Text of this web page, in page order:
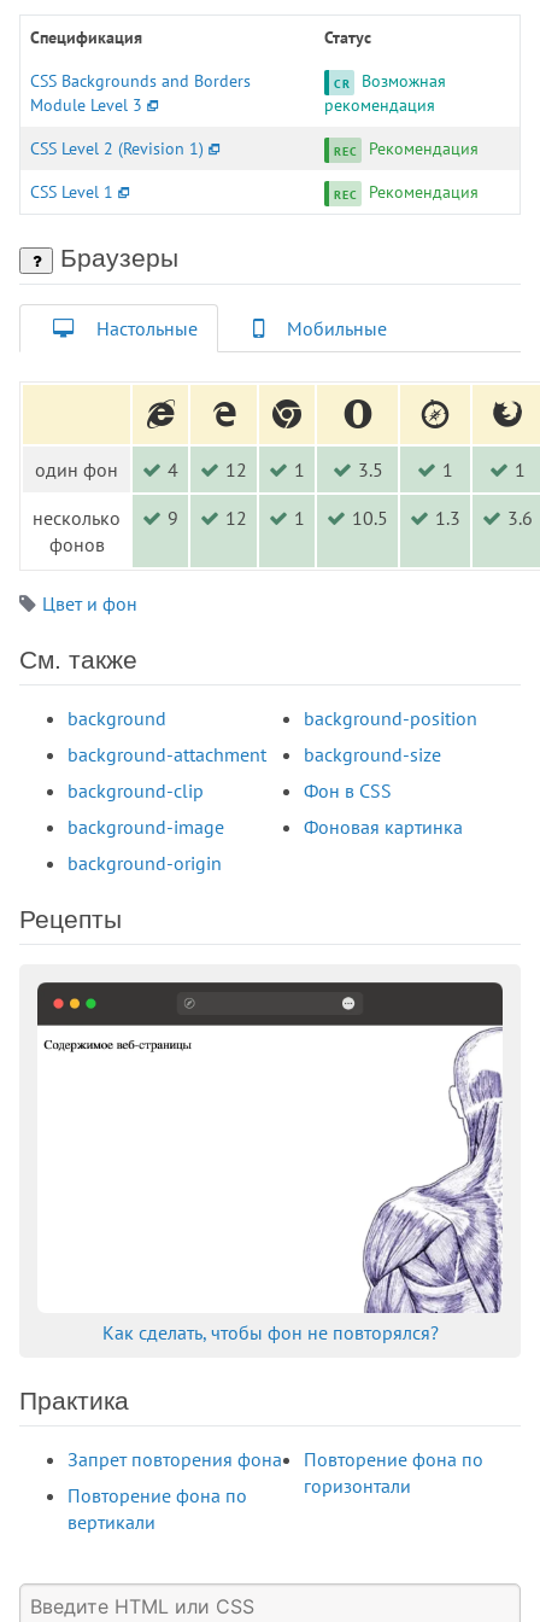
Спецификация
Статус
CSS Backgrounds and Borders
Module Level 3
Возможная
рекомендация
CSS Level 2 (Revision 1)
Рекомендация
CSS Level 1
Рекомендация
Браузеры
Настольные Мобильные
один фон 4 12 1 3.5 1
1
несколько
фонов
9 12 1 10.5 1.3 3.6
Цвет и фон
См. также
background
background-attachment
background-clip
background-image
background-origin
background-position
background-size
Фон в CSS
Фоновая картинка
Рецепты
Как сделать, чтобы фон не повторялся?
Практика
Запрет повторения фона
Повторение фона по
вертикали
Повторение фона по
горизонтали
:placeholder-shown
:read-only
:required
:right
:seeking
:stalled
:target
:user-valid
:visited
:volume-locked
@document
@import
@media
@supports
@viewport
accent-color
align-content
align-items
all
animation
animation-delay
animation-direction
animation-duration
backface-visibility
background-blend-mode
background-clip
background-image
background-position-x